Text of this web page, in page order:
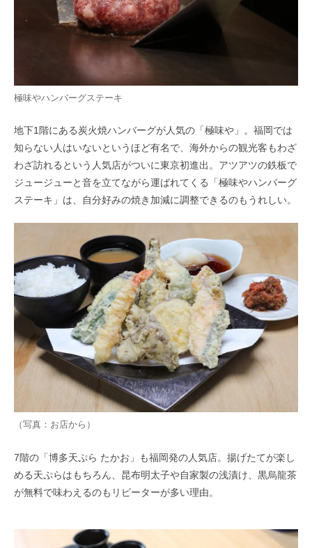
極味やハンバーグステーキ
地下1階にある炭火焼ハンバーグが人気の「極味や」。福岡では
知らない人はいないというほど有名で、海外からの観光客もわざ
わざ訪れるという人気店がついに東京初進出。アツアツの鉄板で
ジュージューと音を立てながら運ばれてくる「極味やハンバーグ
ステーキ」は、自分好みの焼き加減に調整できるのもうれしい。
（写真：お店から）
7階の「博多天ぷら たかお」も福岡発の人気店。揚げたてが楽し
める天ぷらはもちろん、昆布明太子や自家製の浅漬け、黒烏龍茶
が無料で味わえるのもリピーターが多い理由。